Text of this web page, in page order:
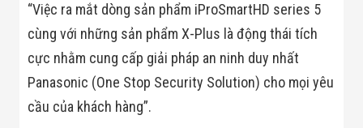
Chất
Màn Hình
Tương Tác
Màn Hình LED
Thiết Bị Chống
Ghi Âm
“Việc ra mắt dòng sản phẩm iProSmartHD series 5
cùng với những sản phẩm X-Plus là động thái tích
cực nhằm cung cấp giải pháp an ninh duy nhất
Panasonic (One Stop Security Solution) cho mọi yêu
cầu của khách hàng”.